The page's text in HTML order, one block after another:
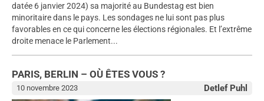
datée 6 janvier 2024) sa majorité au Bundestag est bien
minoritaire dans le pays. Les sondages ne lui sont pas plus
favorables en ce qui concerne les élections régionales. Et l’extrême
droite menace le Parlement...
PARIS, BERLIN – OÙ ÊTES VOUS ?
Detlef Puhl
10 novembre 2023